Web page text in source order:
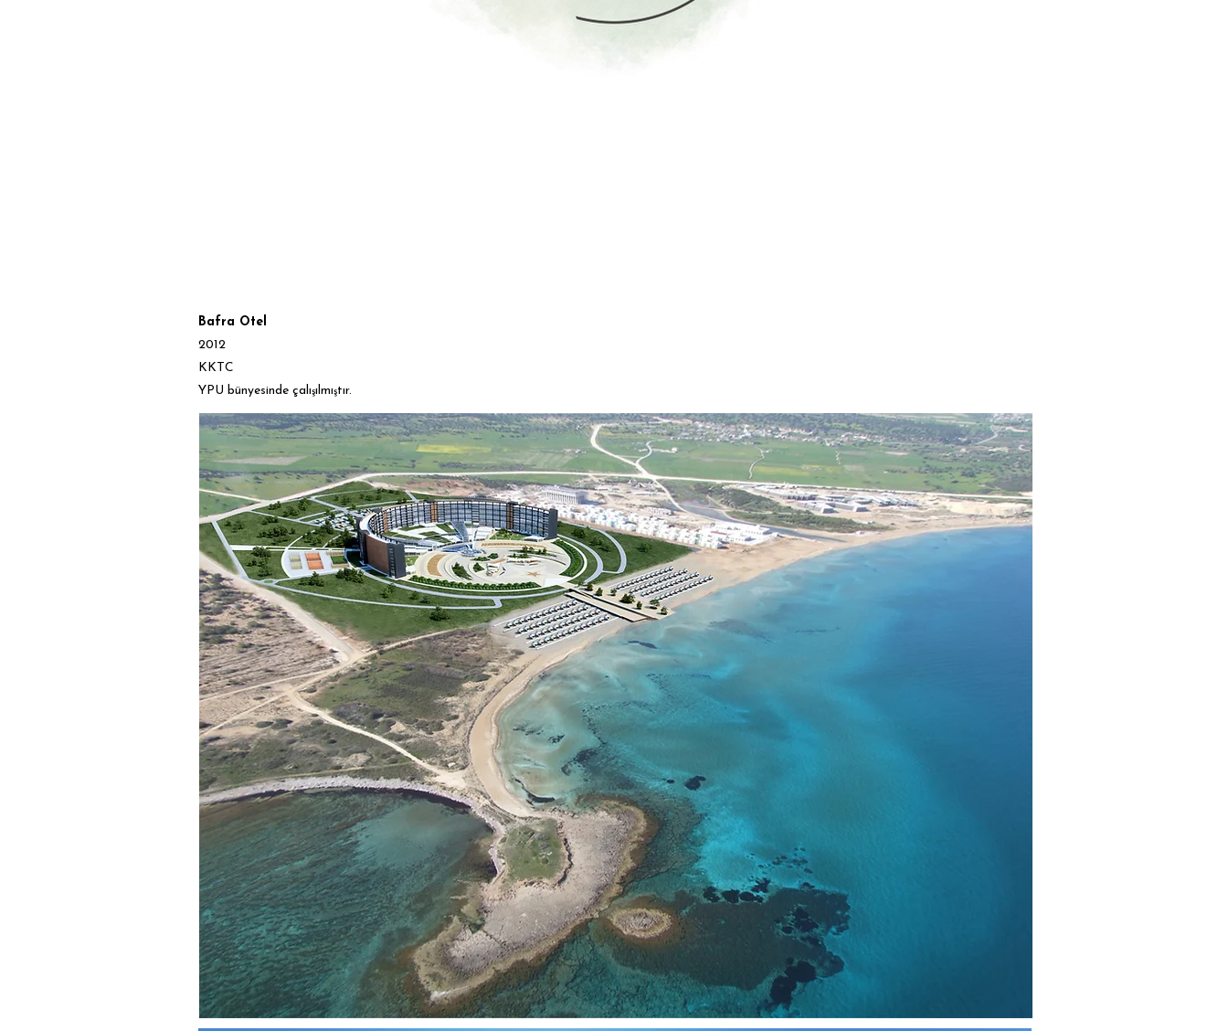
Bafra Otel
2012
KKTC
YPU bünyesinde çalışılmıştır.